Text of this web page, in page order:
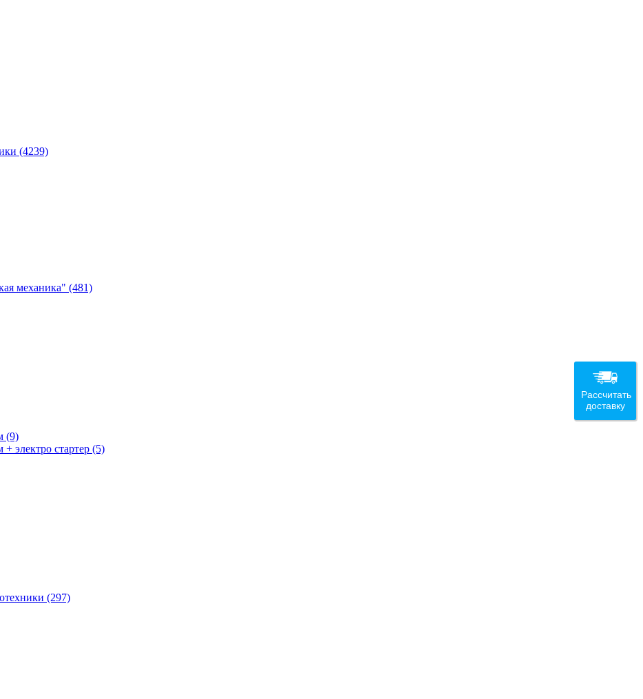
(4239)
механика" (481)
(9)
электро стартер (5)
(297)
Рассчитать
доставку